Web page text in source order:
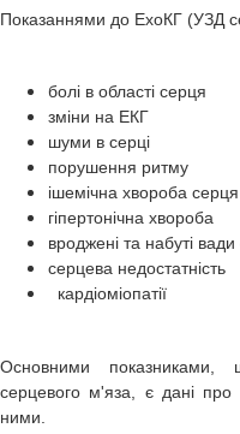
Показаннями до ЕхоКГ (УЗД
болі в області серця
зміни на ЕКГ
шуми в серці
порушення ритму
ішемічна хвороба серця
гіпертонічна хвороба
вроджені та набуті
серцева недостатність
кардіоміопатії
Основними показниками,
серцевого м'яза, є дані про
ними.